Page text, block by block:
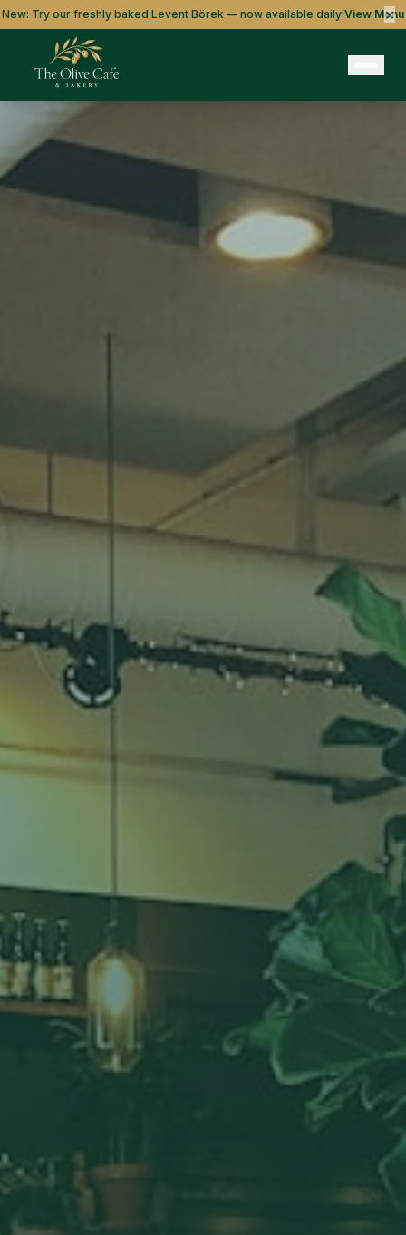
New: Try our freshly baked Levent Börek — now available daily!View Menu
×